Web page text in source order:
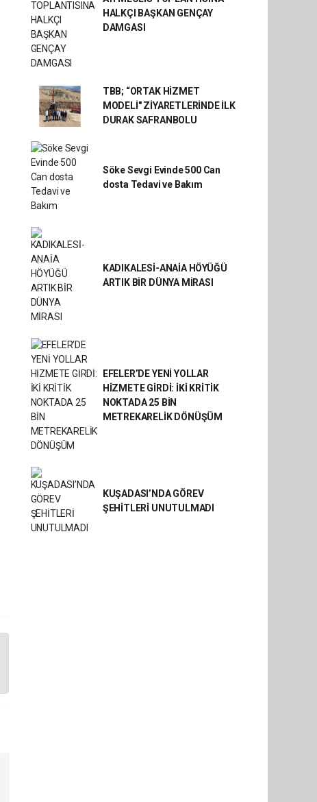
HALKÇI BAŞKAN GENÇAY
DAMGASI
TBB; “ORTAK HİZMET
MODELİ" ZİYARETLERİNDE İLK
DURAK SAFRANBOLU
Söke Sevgi Evinde 500 Can
dosta Tedavi ve Bakım
KADIKALESİ-ANAİA HÖYÜĞÜ
ARTIK BİR DÜNYA MİRASI
EFELER’DE YENİ YOLLAR
HİZMETE GİRDİ: İKİ KRİTİK
NOKTADA 25 BİN
METREKARELİK DÖNÜŞÜM
KUŞADASI’NDA GÖREV
ŞEHİTLERİ UNUTULMADI